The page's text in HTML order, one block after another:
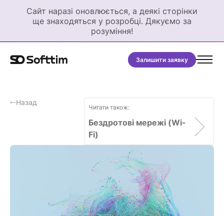
Сайт наразі оновлюється, а деякі сторінки
ще знаходяться у розробці. Дякуємо за
розуміння!
Залишити заявку
Назад
Читати також:
Бездротові мережі (Wi-
Fi)